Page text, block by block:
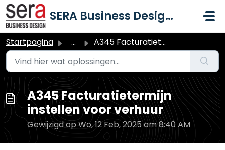
Doorgaan naar hoofdinhoud
SERA Business Design B.V.
Startpagina ... A345 Facturatietermijn instellen voor verhuur
A345 Facturatietermijn
instellen voor verhuur
Gewijzigd op Wo, 12 Feb, 2025 om 8:40 AM